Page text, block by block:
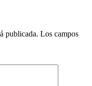
publicada. Los campos